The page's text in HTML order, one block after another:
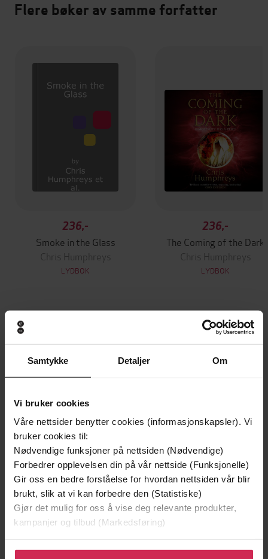
Samtykke Detaljer Om
Vi bruker cookies
Våre nettsider benytter cookies (informasjonskapsler). Vi
bruker cookies til:
Nødvendige funksjoner på nettsiden (Nødvendige)
Forbedrer opplevelsen din på vår nettside (Funksjonelle)
Gir oss en bedre forståelse for hvordan nettsiden vår blir
brukt, slik at vi kan forbedre den (Statistiske)
Gjør det mulig for oss å vise deg relevante produkter,
kampanjer og tilbud (Markedsføring)
Klikk på «Godta alle» for å gi oss ditt samtykke til å
Flere bøker av samme forfatter
236,-
Smoke in the Glass
Chris Humphreys
LYDBOK
236,-
The Coming of the Dark
Chris Humphreys
LYDBOK
Andre har også kjøpt
Premium
Vinner av Rivertonprisen
199,-
Premium
Første gang på tilbud
349,-